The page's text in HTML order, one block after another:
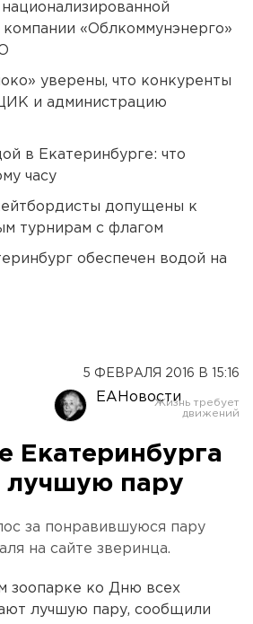
«Облкоммунэнерго»
уверены, что конкуренты
и администрацию
в Екатеринбурге: что
часу
допущены к
турнирам с флагом
обеспечен водой на
5 ФЕВРАЛЯ 2016 В 15:16
ЕАНовости
Екатеринбурга
лучшую пару
за понравившуюся пару
на сайте зверинца.
зоопарке ко Дню всех
лучшую пару, сообщили